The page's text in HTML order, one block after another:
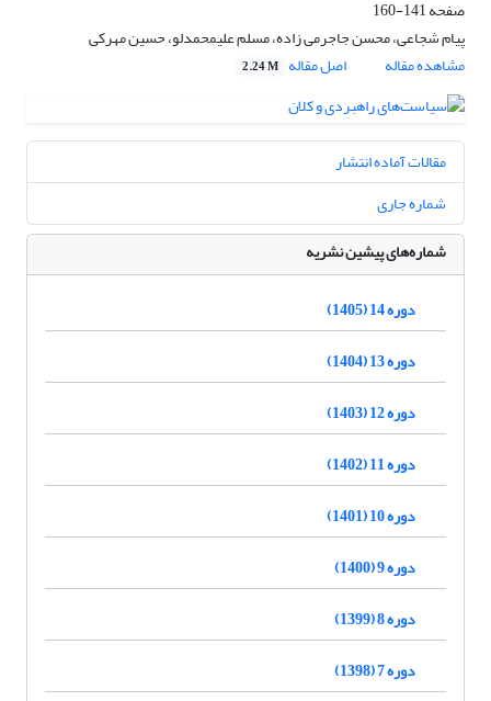
صفحه141-160
پیام شجاعی، محسن جاجرمی زاده، مسلم علیمحمدلو، حسین مهرکی
مشاهده مقاله
اصل مقاله 2.24 M
مقالات آماده انتشار
شماره جاری
شماره‌های پیشین نشریه
دوره 14 (1405)
دوره 13 (1404)
دوره 12 (1403)
دوره 11 (1402)
دوره 10 (1401)
دوره 9 (1400)
دوره 8 (1399)
دوره 7 (1398)